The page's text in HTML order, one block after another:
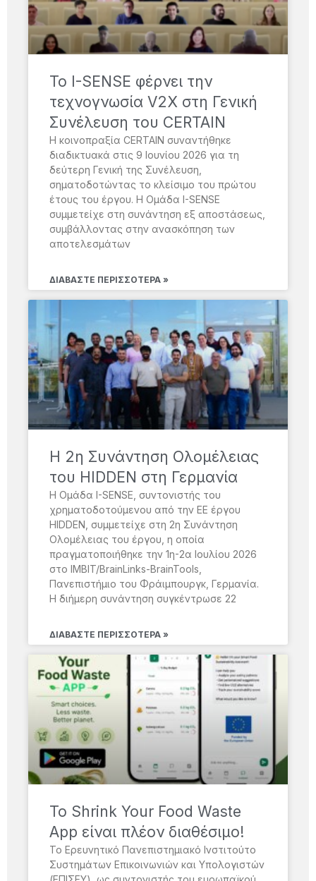
Το I-SENSE φέρνει την
τεχνογνωσία V2X στη Γενική
Συνέλευση του CERTAIN
Η κοινοπραξία CERTAIN συναντήθηκε
διαδικτυακά στις 9 Ιουνίου 2026 για τη
δεύτερη Γενική της Συνέλευση,
σηματοδοτώντας το κλείσιμο του πρώτου
έτους του έργου. Η Ομάδα I-SENSE
συμμετείχε στη συνάντηση εξ αποστάσεως,
συμβάλλοντας στην ανασκόπηση των
αποτελεσμάτων
ΔΙΑΒΆΣΤΕ ΠΕΡΙΣΣΌΤΕΡΑ »
H 2η Συνάντηση Ολομέλειας
του HIDDEN στη Γερμανία
Η Ομάδα I-SENSE, συντονιστής του
χρηματοδοτούμενου από την ΕΕ έργου
HIDDEN, συμμετείχε στη 2η Συνάντηση
Ολομέλειας του έργου, η οποία
πραγματοποιήθηκε την 1η-2α Ιουλίου 2026
στο IMBIT/BrainLinks-BrainTools,
Πανεπιστήμιο του Φράιμπουργκ, Γερμανία.
Η διήμερη συνάντηση συγκέντρωσε 22
ΔΙΑΒΆΣΤΕ ΠΕΡΙΣΣΌΤΕΡΑ »
Το Shrink Your Food Waste
App είναι πλέον διαθέσιμο!
Το Ερευνητικό Πανεπιστημιακό Ινστιτούτο
Συστημάτων Επικοινωνιών και Υπολογιστών